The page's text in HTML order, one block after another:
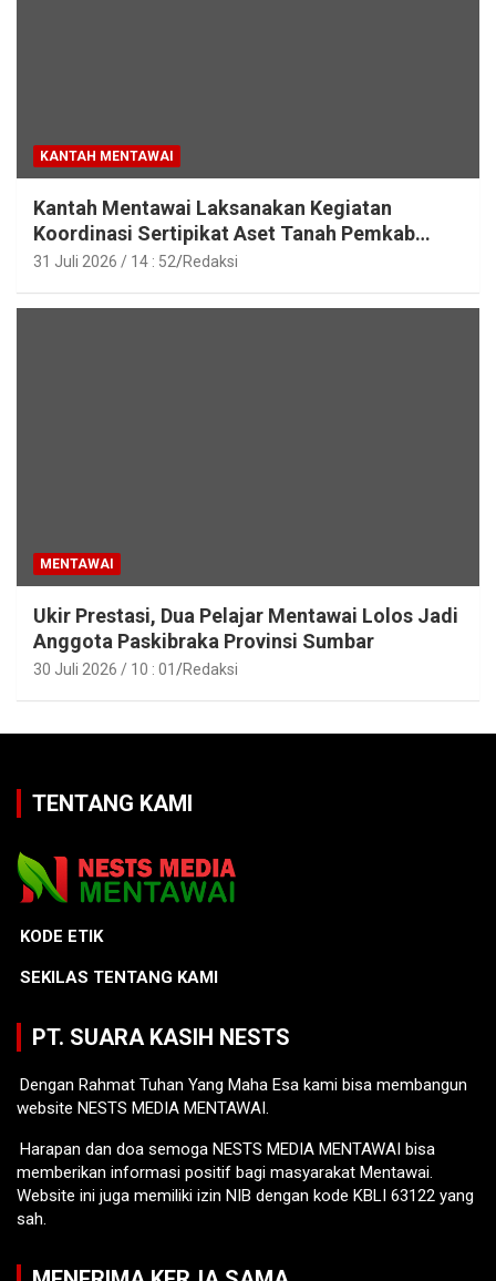
KANTAH MENTAWAI
Kantah Mentawai Laksanakan Kegiatan
Koordinasi Sertipikat Aset Tanah Pemkab
Mentawai
31 Juli 2026 / 14 : 52 Redaksi
MENTAWAI
Ukir Prestasi, Dua Pelajar Mentawai Lolos Jadi
Anggota Paskibraka Provinsi Sumbar
30 Juli 2026 / 10 : 01 Redaksi
TENTANG KAMI
KODE ETIK
SEKILAS TENTANG KAMI
PT. SUARA KASIH NESTS
Dengan Rahmat Tuhan Yang Maha Esa kami bisa membangun
website NESTS MEDIA MENTAWAI.
Harapan dan doa semoga NESTS MEDIA MENTAWAI bisa
memberikan informasi positif bagi masyarakat Mentawai.
Website ini juga memiliki izin NIB dengan kode KBLI 63122 yang
sah.